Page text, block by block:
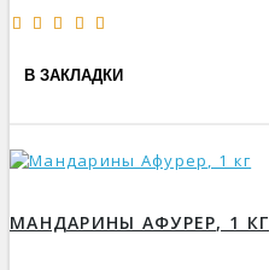
В ЗАКЛАДКИ
МАНДАРИНЫ АФУРЕР, 1 КГ